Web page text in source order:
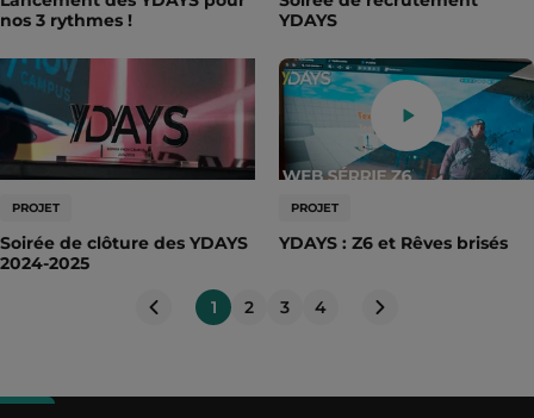
nos 3 rythmes !
YDAYS
PROJET
Soirée de clôture des YDAYS
2024-2025
PROJET
YDAYS : Z6 et Rêves brisés
1 2 3 4
Page